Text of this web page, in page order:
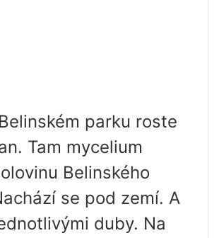
parku roste
Tam mycelium
Belinského
se pod zemí. A
duby. Na